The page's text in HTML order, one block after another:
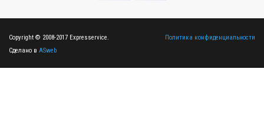
Copyright © 2008-2017 Expresservice.
Сделано в ASweb
Политика конфиденциальности